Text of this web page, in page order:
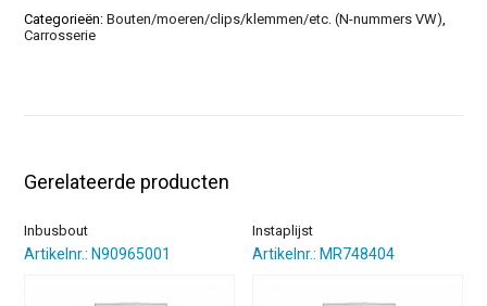
Categorieën:Bouten/moeren/clips/klemmen/etc. (N-nummers VW),
Carrosserie
Gerelateerde producten
Inbusbout
Artikelnr.: N90965001
Instaplijst
Artikelnr.: MR748404